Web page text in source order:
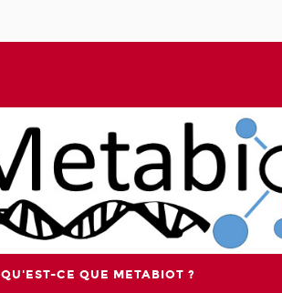
QU'EST-CE QUE METABIOT ?